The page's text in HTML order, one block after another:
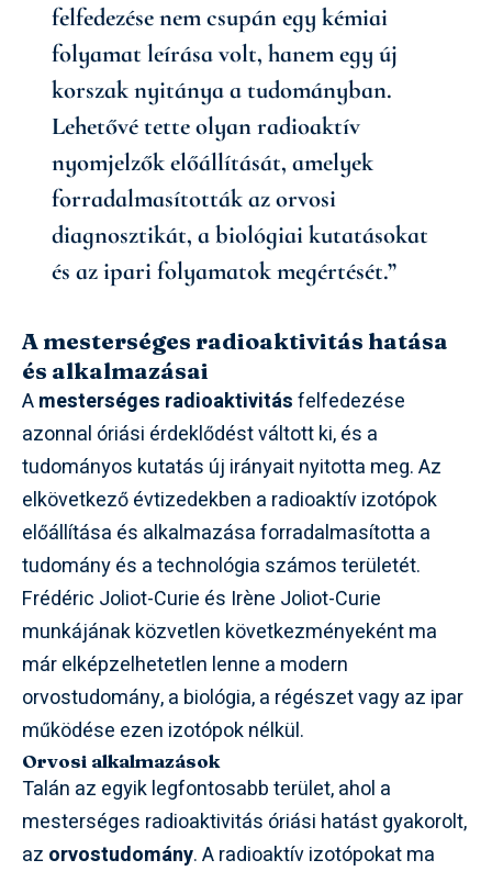
felfedezése nem csupán egy kémiai
folyamat leírása volt, hanem egy új
korszak nyitánya a tudományban.
Lehetővé tette olyan radioaktív
nyomjelzők előállítását, amelyek
forradalmasították az orvosi
diagnosztikát, a biológiai kutatásokat
és az ipari folyamatok megértését.”
A mesterséges radioaktivitás hatása
és alkalmazásai
Amesterséges radioaktivitásfelfedezése
azonnal óriási érdeklődést váltott ki, és a
tudományos kutatás új irányait nyitotta meg. Az
elkövetkező évtizedekben a radioaktív izotópok
előállítása és alkalmazása forradalmasította a
tudomány és a technológia számos területét.
Frédéric Joliot-Curie és Irène Joliot-Curie
munkájának közvetlen következményeként ma
már elképzelhetetlen lenne a modern
orvostudomány, a biológia, a régészet vagy az ipar
működése ezen izotópok nélkül.
Orvosi alkalmazások
Talán az egyik legfontosabb terület, ahol a
mesterséges radioaktivitás óriási hatást gyakorolt,
az orvostudomány. A radioaktív izotópokat ma